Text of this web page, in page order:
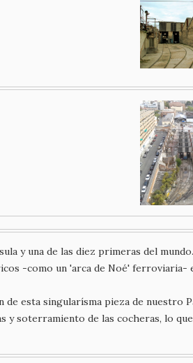
y una de las diez primeras del
-como un 'arca de Noé' ferroviaria-
de esta singularísma pieza de nuestro
y soterramiento de las cocheras, lo